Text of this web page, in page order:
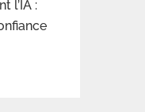
l’IA :